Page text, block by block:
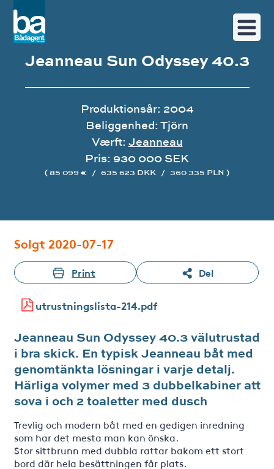
Jeanneau Sun Odyssey 40.3
Produktionsår: 2004
Beliggenhed: Tjörn
Værft: Jeanneau
Pris: 930 000 SEK
( 85 099 € / 635 623 DKK / 360 335 PLN )
Solgt 2020-07-17
Print Del
utrustningslista-214.pdf
Jeanneau Sun Odyssey 40.3 välutrustad
i bra skick. En typisk Jeanneau båt med
genomtänkta lösningar i varje detalj.
Härliga volymer med 3 dubbelkabiner att
sova i och 2 toaletter med dusch
Trevlig och modern båt med en gedigen inredning
som har det mesta man kan önska.
Stor sittbrunn med dubbla rattar bakom ett stort
bord där hela besättningen får plats.